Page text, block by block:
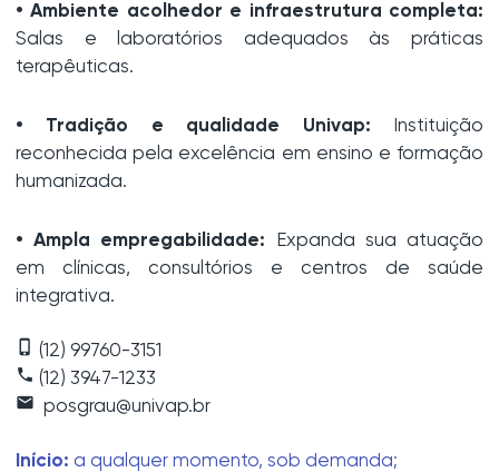
• Ambiente acolhedor e infraestrutura completa:
Salas e laboratórios adequados às práticas
terapêuticas.
• Tradição e qualidade Univap: Instituição
reconhecida pela excelência em ensino e formação
humanizada.
• Ampla empregabilidade: Expanda sua atuação
em clínicas, consultórios e centros de saúde
integrativa.
phone_iphone (12) 99760-3151
phone (12) 3947-1233
mail posgrau@univap.br
Início: a qualquer momento, sob demanda;